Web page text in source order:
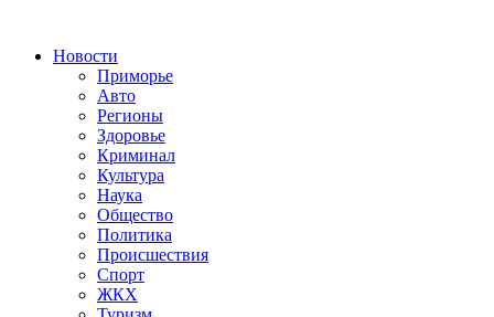
Новости
Приморье
Авто
Регионы
Здоровье
Криминал
Культура
Наука
Общество
Политика
Происшествия
Спорт
ЖКХ